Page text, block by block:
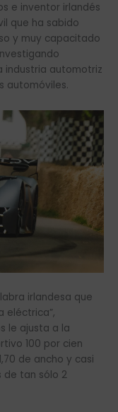
e inventor irlandés
que ha sabido
y muy capacitado
industria automotriz
automóviles.
irlandesa que
eléctrica”,
le ajusta a la
100 por cien
de ancho y casi
de tan sólo 2